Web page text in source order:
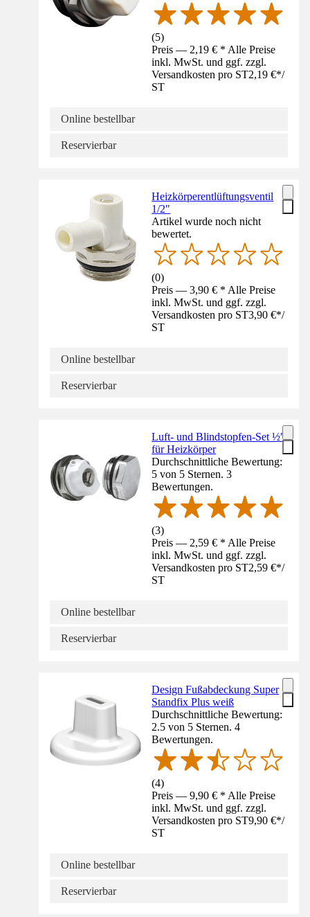
(5)
Preis — 2,19 € * Alle Preise
inkl. MwSt. und ggf. zzgl.
Versandkosten pro ST2,19 €*/
ST
Online bestellbar
Reservierbar
Heizkörperentlüftungsventil
1/2"
Artikel wurde noch nicht
bewertet.
(0)
Preis — 3,90 € * Alle Preise
inkl. MwSt. und ggf. zzgl.
Versandkosten pro ST3,90 €*/
ST
Online bestellbar
Reservierbar
Luft- und Blindstopfen-Set ½"
für Heizkörper
Durchschnittliche Bewertung:
5 von 5 Sternen. 3
Bewertungen.
(3)
Preis — 2,59 € * Alle Preise
inkl. MwSt. und ggf. zzgl.
Versandkosten pro ST2,59 €*/
ST
Online bestellbar
Reservierbar
Design Fußabdeckung Super
Standfix Plus weiß
Durchschnittliche Bewertung:
2.5 von 5 Sternen. 4
Bewertungen.
(4)
Preis — 9,90 € * Alle Preise
inkl. MwSt. und ggf. zzgl.
Versandkosten pro ST9,90 €*/
ST
Online bestellbar
Reservierbar